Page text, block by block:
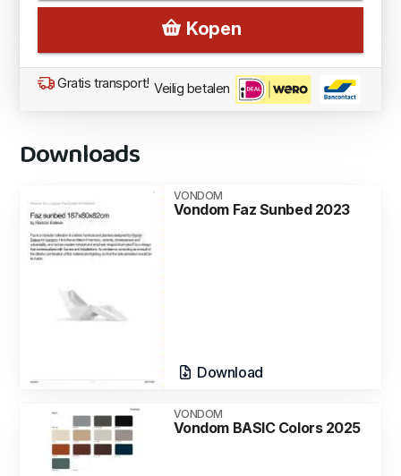
Kopen
Gratis transport! Veilig betalen
Downloads
VONDOM
Vondom Faz Sunbed 2023
Download
VONDOM
Vondom BASIC Colors 2025